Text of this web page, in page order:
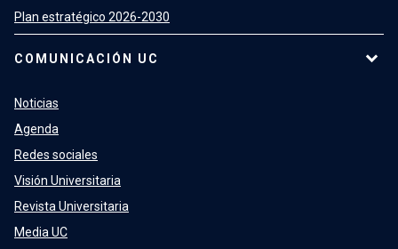
Plan estratégico 2026-2030
COMUNICACIÓN UC
Noticias
Agenda
Redes sociales
Visión Universitaria
Revista Universitaria
Media UC